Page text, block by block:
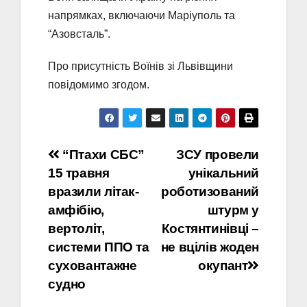
напрямках, включаючи Маріуполь та
“Азовсталь”.
Про присутність Воїнів зі Львівщини
повідомимо згодом.
Навігація
записів
ЗСУ провели
унікальний
роботизований
штурм у
Костянтинівці –
не вцілів жоден
окупант
“Птахи СБС”
15 травня
вразили літак-
амфібію,
вертоліт,
системи ППО та
суховантажне
судно